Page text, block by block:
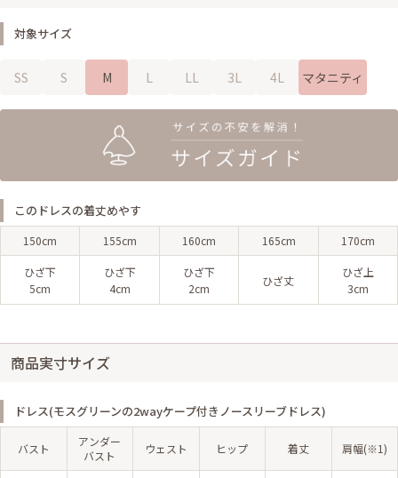
対象サイズ
SS S M L LL 3L 4L マタニティ
このドレスの着丈めやす
150cm 155cm 160cm 165cm 170cm
ひざ下
5cm
ひざ下
4cm
ひざ下
2cm
ひざ丈
ひざ上
3cm
商品実寸サイズ
ドレス(モスグリーンの2wayケープ付きノースリーブドレス)
バスト
アンダー
バスト
ウェスト ヒップ 着丈 肩幅(※1)